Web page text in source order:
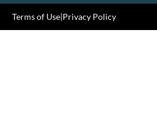
Terms of Use|Privacy Policy